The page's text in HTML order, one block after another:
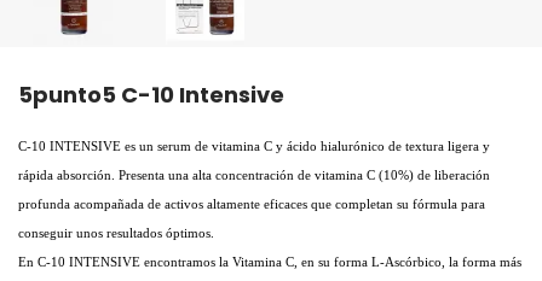
5punto5 C-10 Intensive
C-10 INTENSIVE es un serum de vitamina C y ácido hialurónico de textura ligera y
rápida absorción. Presenta una alta concentración de vitamina C (10%) de liberación
profunda acompañada de activos altamente eficaces que completan su fórmula para
conseguir unos resultados óptimos.
En C-10 INTENSIVE encontramos la Vitamina C, en su forma L-Ascórbico, la forma más